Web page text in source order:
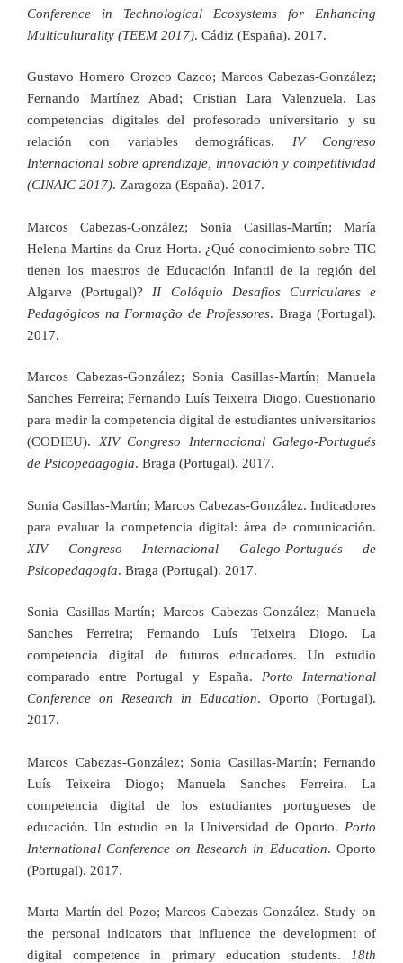
Conference in Technological Ecosystems for Enhancing
Multiculturality (TEEM 2017). Cádiz (España). 2017.
Gustavo Homero Orozco Cazco; Marcos Cabezas-González;
Fernando Martínez Abad; Cristian Lara Valenzuela. Las
competencias digitales del profesorado universitario y su
relación con variables demográficas. IV Congreso
Internacional sobre aprendizaje, innovación y competitividad
(CINAIC 2017). Zaragoza (España). 2017.
Marcos Cabezas-González; Sonia Casillas-Martín; María
Helena Martins da Cruz Horta. ¿Qué conocimiento sobre TIC
tienen los maestros de Educación Infantil de la región del
Algarve (Portugal)? II Colóquio Desafios Curriculares e
Pedagógicos na Formação de Professores. Braga (Portugal).
2017.
Marcos Cabezas-González; Sonia Casillas-Martín; Manuela
Sanches Ferreira; Fernando Luís Teixeira Diogo. Cuestionario
para medir la competencia digital de estudiantes universitarios
(CODIEU). XIV Congreso Internacional Galego-Portugués
de Psicopedagogía. Braga (Portugal). 2017.
Sonia Casillas-Martín; Marcos Cabezas-González. Indicadores
para evaluar la competencia digital: área de comunicación.
XIV Congreso Internacional Galego-Portugués de
Psicopedagogía. Braga (Portugal). 2017.
Sonia Casillas-Martín; Marcos Cabezas-González; Manuela
Sanches Ferreira; Fernando Luís Teixeira Diogo. La
competencia digital de futuros educadores. Un estudio
comparado entre Portugal y España. Porto International
Conference on Research in Education. Oporto (Portugal).
2017.
Marcos Cabezas-González; Sonia Casillas-Martín; Fernando
Luís Teixeira Diogo; Manuela Sanches Ferreira. La
competencia digital de los estudiantes portugueses de
educación. Un estudio en la Universidad de Oporto. Porto
International Conference on Research in Education. Oporto
(Portugal). 2017.
Marta Martín del Pozo; Marcos Cabezas-González. Study on
the personal indicators that influence the development of
digital competence in primary education students.
18th